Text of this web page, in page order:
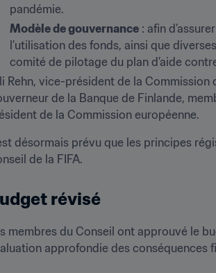
pandémie.
Modèle de gouvernance : afin
l’utilisation des fonds, ainsi que
comité de pilotage du plan d’aide
Rehn, vice-président de la Commission
de la Banque de Finlande,
de la Commission européenne.
désormais prévu que les principes
de la FIFA.
révisé
membres du Conseil ont approuvé le
approfondie des conséquences